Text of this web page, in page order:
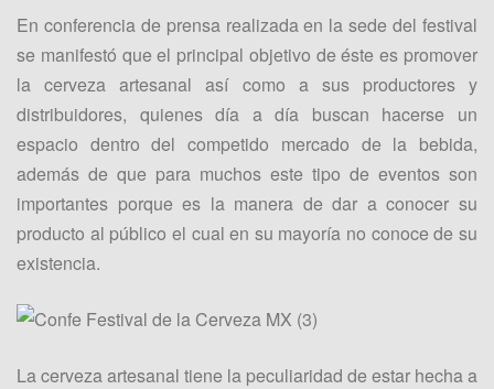
En conferencia de prensa realizada en la sede del festival
se manifestó que el principal objetivo de éste es promover
la cerveza artesanal así como a sus productores y
distribuidores, quienes día a día buscan hacerse un
espacio dentro del competido mercado de la bebida,
además de que para muchos este tipo de eventos son
importantes porque es la manera de dar a conocer su
producto al público el cual en su mayoría no conoce de su
existencia.
La cerveza artesanal tiene la peculiaridad de estar hecha a